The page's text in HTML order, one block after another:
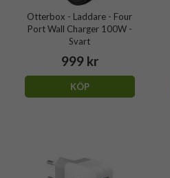
Otterbox - Laddare - Four
Port Wall Charger 100W -
Svart
999 kr
KÖP